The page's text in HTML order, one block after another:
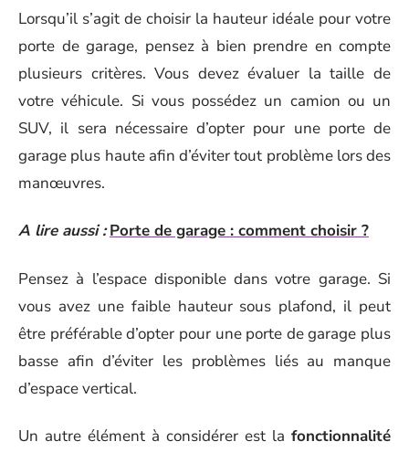
Lorsqu’il s’agit de choisir la hauteur idéale pour votre
porte de garage, pensez à bien prendre en compte
plusieurs critères. Vous devez évaluer la taille de
votre véhicule. Si vous possédez un camion ou un
SUV, il sera nécessaire d’opter pour une porte de
garage plus haute afin d’éviter tout problème lors des
manœuvres.
A lire aussi : Porte de garage : comment choisir ?
Pensez à l’espace disponible dans votre garage. Si
vous avez une faible hauteur sous plafond, il peut
être préférable d’opter pour une porte de garage plus
basse afin d’éviter les problèmes liés au manque
d’espace vertical.
Un autre élément à considérer est la fonctionnalité